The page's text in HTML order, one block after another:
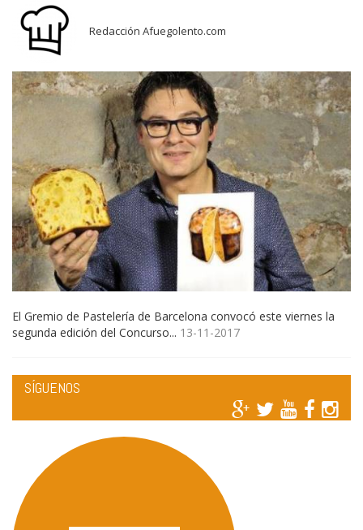
Redacción Afuegolento.com
El Gremio de Pastelería de Barcelona convocó este viernes la
segunda edición del Concurso... 13-11-2017
SÍGUENOS